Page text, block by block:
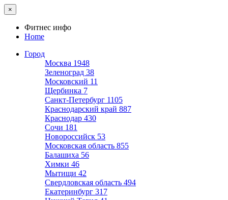
×
Фитнес инфо
Home
Город
Москва 1948
Зеленоград 38
Московский 11
Щербинка 7
Санкт-Петербург 1105
Краснодарский край 887
Краснодар 430
Сочи 181
Новороссийск 53
Московская область 855
Балашиха 56
Химки 46
Мытищи 42
Свердловская область 494
Екатеринбург 317